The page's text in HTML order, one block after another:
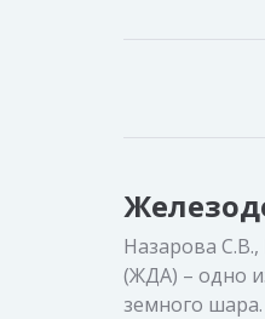
Назарова
(ЖДА) – одно
земного